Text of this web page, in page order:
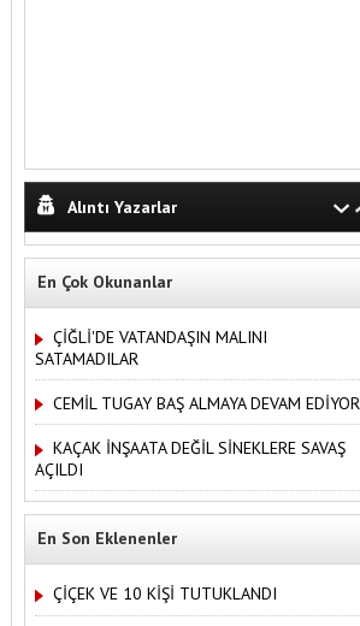
Alıntı Yazarlar
En Çok Okunanlar
ÇİĞLİ'DE VATANDAŞIN MALINI
SATAMADILAR
CEMİL TUGAY BAŞ ALMAYA DEVAM EDİYOR
KAÇAK İNŞAATA DEĞİL SİNEKLERE SAVAŞ
AÇILDI
En Son Eklenenler
ÇİÇEK VE 10 KİŞİ TUTUKLANDI